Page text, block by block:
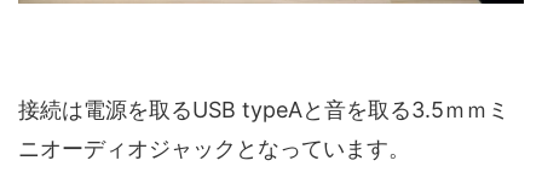
接続は電源を取るUSB typeAと音を取る3.5ｍｍミ
ニオーディオジャックとなっています。